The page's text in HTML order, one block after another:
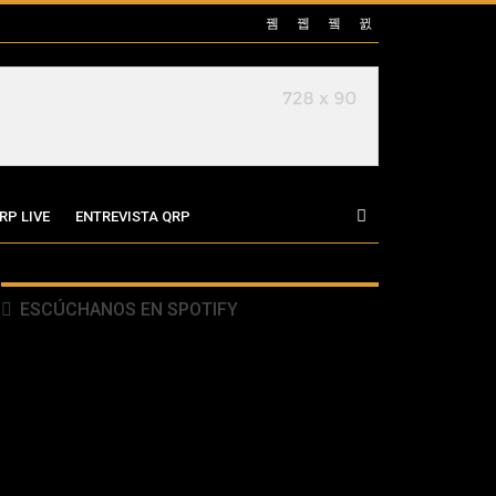
LIVE ENTREVISTA QRP
ESCÚCHANOS EN SPOTIFY